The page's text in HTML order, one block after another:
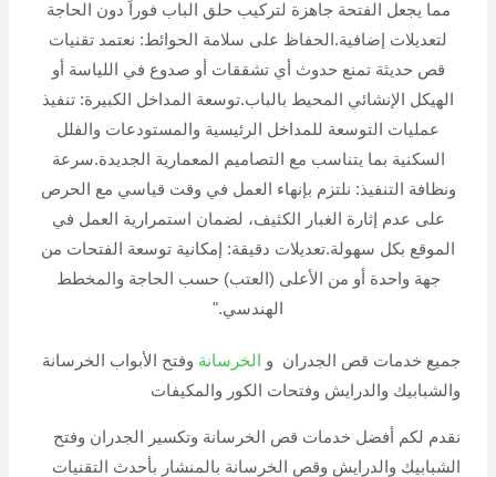
مما يجعل الفتحة جاهزة لتركيب حلق الباب فوراً دون الحاجة
لتعديلات إضافية.الحفاظ على سلامة الحوائط: نعتمد تقنيات
قص حديثة تمنع حدوث أي تشققات أو صدوع في اللياسة أو
الهيكل الإنشائي المحيط بالباب.توسعة المداخل الكبيرة: تنفيذ
عمليات التوسعة للمداخل الرئيسية والمستودعات والفلل
السكنية بما يتناسب مع التصاميم المعمارية الجديدة.سرعة
ونظافة التنفيذ: نلتزم بإنهاء العمل في وقت قياسي مع الحرص
على عدم إثارة الغبار الكثيف، لضمان استمرارية العمل في
الموقع بكل سهولة.تعديلات دقيقة: إمكانية توسعة الفتحات من
جهة واحدة أو من الأعلى (العتب) حسب الحاجة والمخطط
الهندسي."
جميع خدمات قص الجدران و الخرسانة وفتح الأبواب الخرسانة
والشبابيك والدرايش وفتحات الكور والمكيفات
نقدم لكم أفضل خدمات قص الخرسانة وتكسير الجدران وفتح
الشبابيك والدرايش وقص الخرسانة بالمنشار بأحدث التقنيات